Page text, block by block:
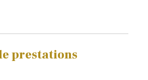
prestations